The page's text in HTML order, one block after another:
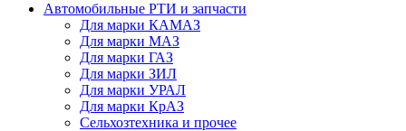
Автомобильные РТИ и запчасти
Для марки КАМАЗ
Для марки МАЗ
Для марки ГАЗ
Для марки ЗИЛ
Для марки УРАЛ
Для марки КрАЗ
Сельхозтехника и прочее